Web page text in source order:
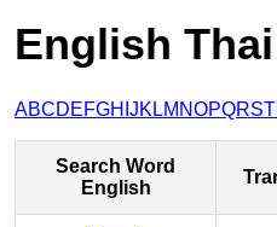
English
ABCDEFGH JK LM NOPQRST
Search Word
English